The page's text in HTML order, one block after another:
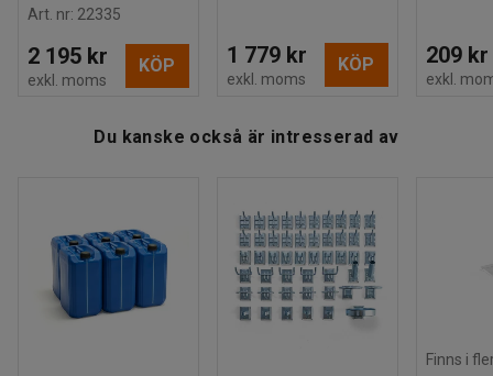
Art. nr: 22335
2 195 kr
exkl. moms
KÖP 1 779 kr
exkl. moms
KÖP 209 kr
exkl.
Du kanske också är intresserad av
Finns i